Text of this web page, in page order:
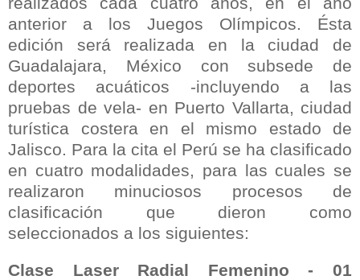
anterior a los Juegos Olímpicos. Ésta
edición será realizada en la ciudad de
Guadalajara, México con subsede de
deportes acuáticos -incluyendo a las
pruebas de vela- en Puerto Vallarta, ciudad
turística costera en el mismo estado de
Jalisco. Para la cita el Perú se ha clasificado
en cuatro modalidades, para las cuales se
realizaron minuciosos procesos de
clasificación que dieron como
seleccionados a los siguientes:
Clase Laser Radial Femenino - 01